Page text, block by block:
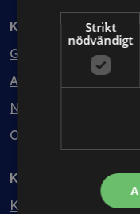
Kunskapsbank
Guider
Avtalsmallar
Nyheter
Ordlista
Kontakt
Kontakt
Strikt
nödvändigt